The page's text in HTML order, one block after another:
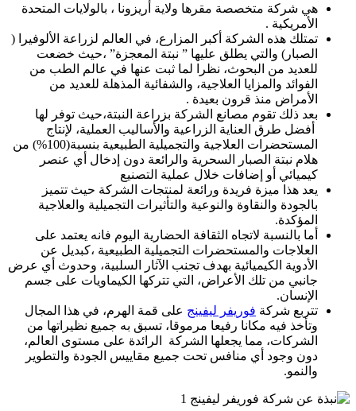
هي شركة متخصصة مقرها ولاية أريزونا ، بالولايات المتحدة
الأمريكية .
تمتلك هذه الشركة أكبر المزارع، في العالم لزراعة الألوفيرا (
الصبار) والتي يطلق عليها ” نبتة المعجزة” ،حيث خضعت
للعديد من البحوث، نظرا لما ثبت عنها في عالم الطب من
الفوائد والمزايا العلاجية، والشفائية المذهلة للعديد من
الأمراض منذ قرون بعيدة .
بعد ذلك تقوم مصانع الشركة بزراعة النبتة،حيث توفر لها
أفضل طرق العناية الزراعية والأساليب العملية، لإنتاج
المستحضرات العلاجية والتجميلية الطبيعية بنسبة(100%) من
هلام نبتة الصبار السحرية والرائعة دون إدخال أي عنصر
كيميائي أو إضافات خلال عملية التصنيع
يعد هذا ميزة فريدة ورائعة لمنتجات الشركة حيث تتميز
بالجودة والنقاوة والنوعية والتأثيرات التجميلية والعلاجية
المؤكدة.
أما بالنسبة لاتجاه الثقافة الحضارية اليوم فانه يعتمد على
العلاجات والمستحضرات التجميلية الطبيعية ،كبديل عن
الأدوية الكيميائية بهدف تجنب الآثار السلبية، وحدوث أي عرض
جانبي من تلك الأعراض، التي تتركها الكيماويات على جسم
الإنسان.
تتربع شركة فوريفر ليفينج على قمة الهرم، في هذا المجال
وتأخذ فيه مكانا رفيعا مرموقا، تسبق به جميع نظيراتها من
الشركات، مما يجعلها الشركة الرائدة على مستوى العالم،
دون وجود أي منافس تحت جميع مقاييس الجودة والتطوير
والنمو.